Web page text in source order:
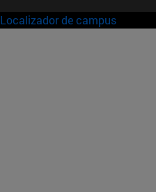
Localizador de campus